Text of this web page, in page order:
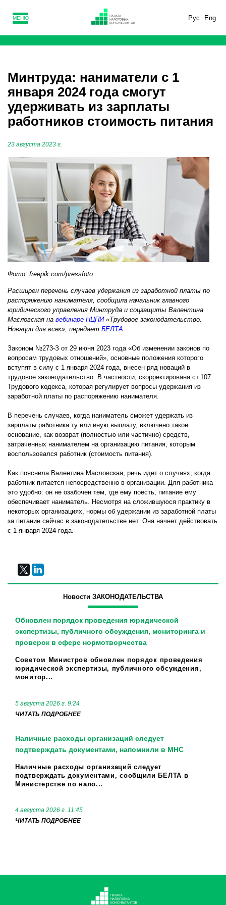
Рус Eng
МЕНЮ
Минтруда: наниматели с 1
января 2024 года смогут
удерживать из зарплаты
работников стоимость питания
23 августа 2023 г.
Фото: freepik.com/pressfoto
Расширен перечень случаев удержания из заработной платы по
распоряжению нанимателя, сообщила начальник главного
юридического управления Минтруда и соцзащиты Валентина
Масловская на вебинаре НЦПИ«Трудовое законодательство.
Новации для всех», передает БЕЛТА.
Законом №273-З от 29 июня 2023 года «Об изменении законов по
вопросам трудовых отношений», основные положения которого
вступят в силу с 1 января 2024 года, внесен ряд новаций в
трудовое законодательство. В частности, скорректирована ст.107
Трудового кодекса, которая регулирует вопросы удержания из
заработной платы по распоряжению нанимателя.
В перечень случаев, когда наниматель сможет удержать из
зарплаты работника ту или иную выплату, включено такое
основание, как возврат (полностью или частично) средств,
затраченных нанимателем на организацию питания, которым
воспользовался работник (стоимость питания).
Как пояснила Валентина Масловская, речь идет о случаях, когда
работник питается непосредственно в организации. Для работника
это удобно: он не озабочен тем, где ему поесть, питание ему
обеспечивает наниматель. Несмотря на сложившуюся практику в
некоторых организациях, нормы об удержании из заработной платы
за питание сейчас в законодательстве нет. Она начнет действовать
с 1 января 2024 года.
Новости ЗАКОНОДАТЕЛЬСТВА
Обновлен порядок проведения юридической
экспертизы, публичного обсуждения, мониторинга и
проверок в сфере нормотворчества
Советом Министров обновлен порядок проведения
юридической экспертизы, публичного обсуждения,
монитор...
5 августа 2026 г. 9:24
ЧИТАТЬ ПОДРОБНЕЕ
Наличные расходы организаций следует
подтверждать документами, напомнили в МНС
Наличные расходы организаций следует
подтверждать документами, сообщили БЕЛТА в
Министерстве по нало...
4 августа 2026 г. 11:45
ЧИТАТЬ ПОДРОБНЕЕ